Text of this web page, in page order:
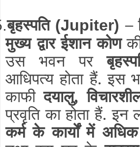
बृहस्पति (Jupiter)–
मुख्य द्वार ईशान कोण
उस भवन पर
आधिपत्य होता हैं. इस
काफीदयालु,
प्रवृति का होता हैं. इन
कर्म के कार्यों में